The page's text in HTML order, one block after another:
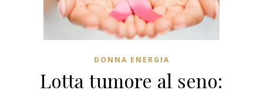
DONNA ENERGIA
Lotta tumore al seno: